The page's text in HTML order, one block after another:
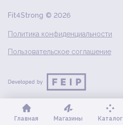
Fit4Strong © 2026
Политика конфиденциальности
Пользовательское соглашение
Главная Магазины Каталог